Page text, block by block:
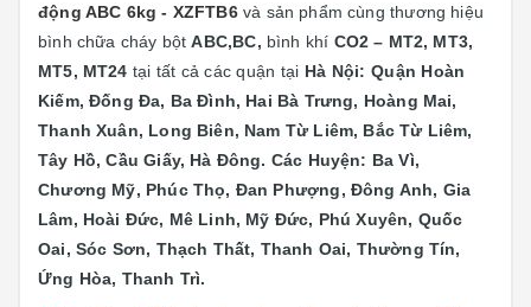
động ABC 6kg - XZFTB6 và sản phẩm cùng thương hiệu
bình chữa cháy bộtABC,BC, bình khí CO2 – MT2, MT3,
MT5, MT24 tại tất cả các quận tại Hà Nội: Quận Hoàn
Kiếm, Đống Đa, Ba Đình, Hai Bà Trưng, Hoàng Mai,
Thanh Xuân, Long Biên, Nam Từ Liêm, Bắc Từ Liêm,
Tây Hồ, Cầu Giấy, Hà Đông. Các Huyện: Ba Vì,
Chương Mỹ, Phúc Thọ, Đan Phượng, Đông Anh, Gia
Lâm, Hoài Đức, Mê Linh, Mỹ Đức, Phú Xuyên, Quốc
Oai, Sóc Sơn, Thạch Thất, Thanh Oai, Thường Tín,
Ứng Hòa, Thanh Trì.